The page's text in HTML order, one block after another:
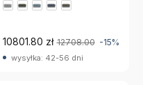
10801.80 zł 12708.00 -15%
wysyłka: 42-56 dni